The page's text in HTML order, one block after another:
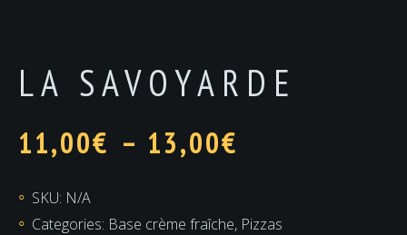
LA SAVOYARDE
11,00€ – 13,00€
SKU: N/A
Categories: Base crème fraîche, Pizzas